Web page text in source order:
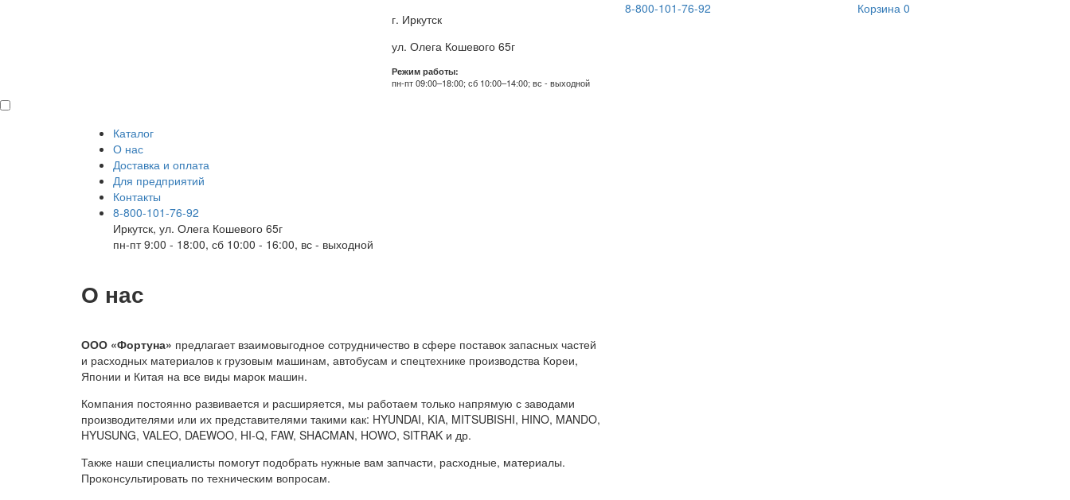
г. Иркутск
ул. Олега Кошевого 65г
Режим работы:
пн-пт 09:00–18:00; сб 10:00–14:00; вс - выходной
8-800-101-76-92 Корзина 0
Каталог
О нас
Доставка и оплата
Для предприятий
Контакты
8-800-101-76-92
Иркутск, ул. Олега Кошевого 65г
пн-пт 9:00 - 18:00, сб 10:00 - 16:00, вс - выходной
О нас
ООО «Фортуна» предлагает взаимовыгодное сотрудничество в сфере поставок запасных частей
и расходных материалов к грузовым машинам, автобусам и спецтехнике производства Кореи,
Японии и Китая на все виды марок машин.
Компания постоянно развивается и расширяется, мы работаем только напрямую с заводами
производителями или их представителями такими как: HYUNDAI, KIA, MITSUBISHI, HINO, MANDO,
HYUSUNG, VALEO, DAEWOO, HI-Q, FAW, SHACMAN, HOWO, SITRAK и др.
Также наши специалисты помогут подобрать нужные вам запчасти, расходные, материалы.
Проконсультировать по техническим вопросам.